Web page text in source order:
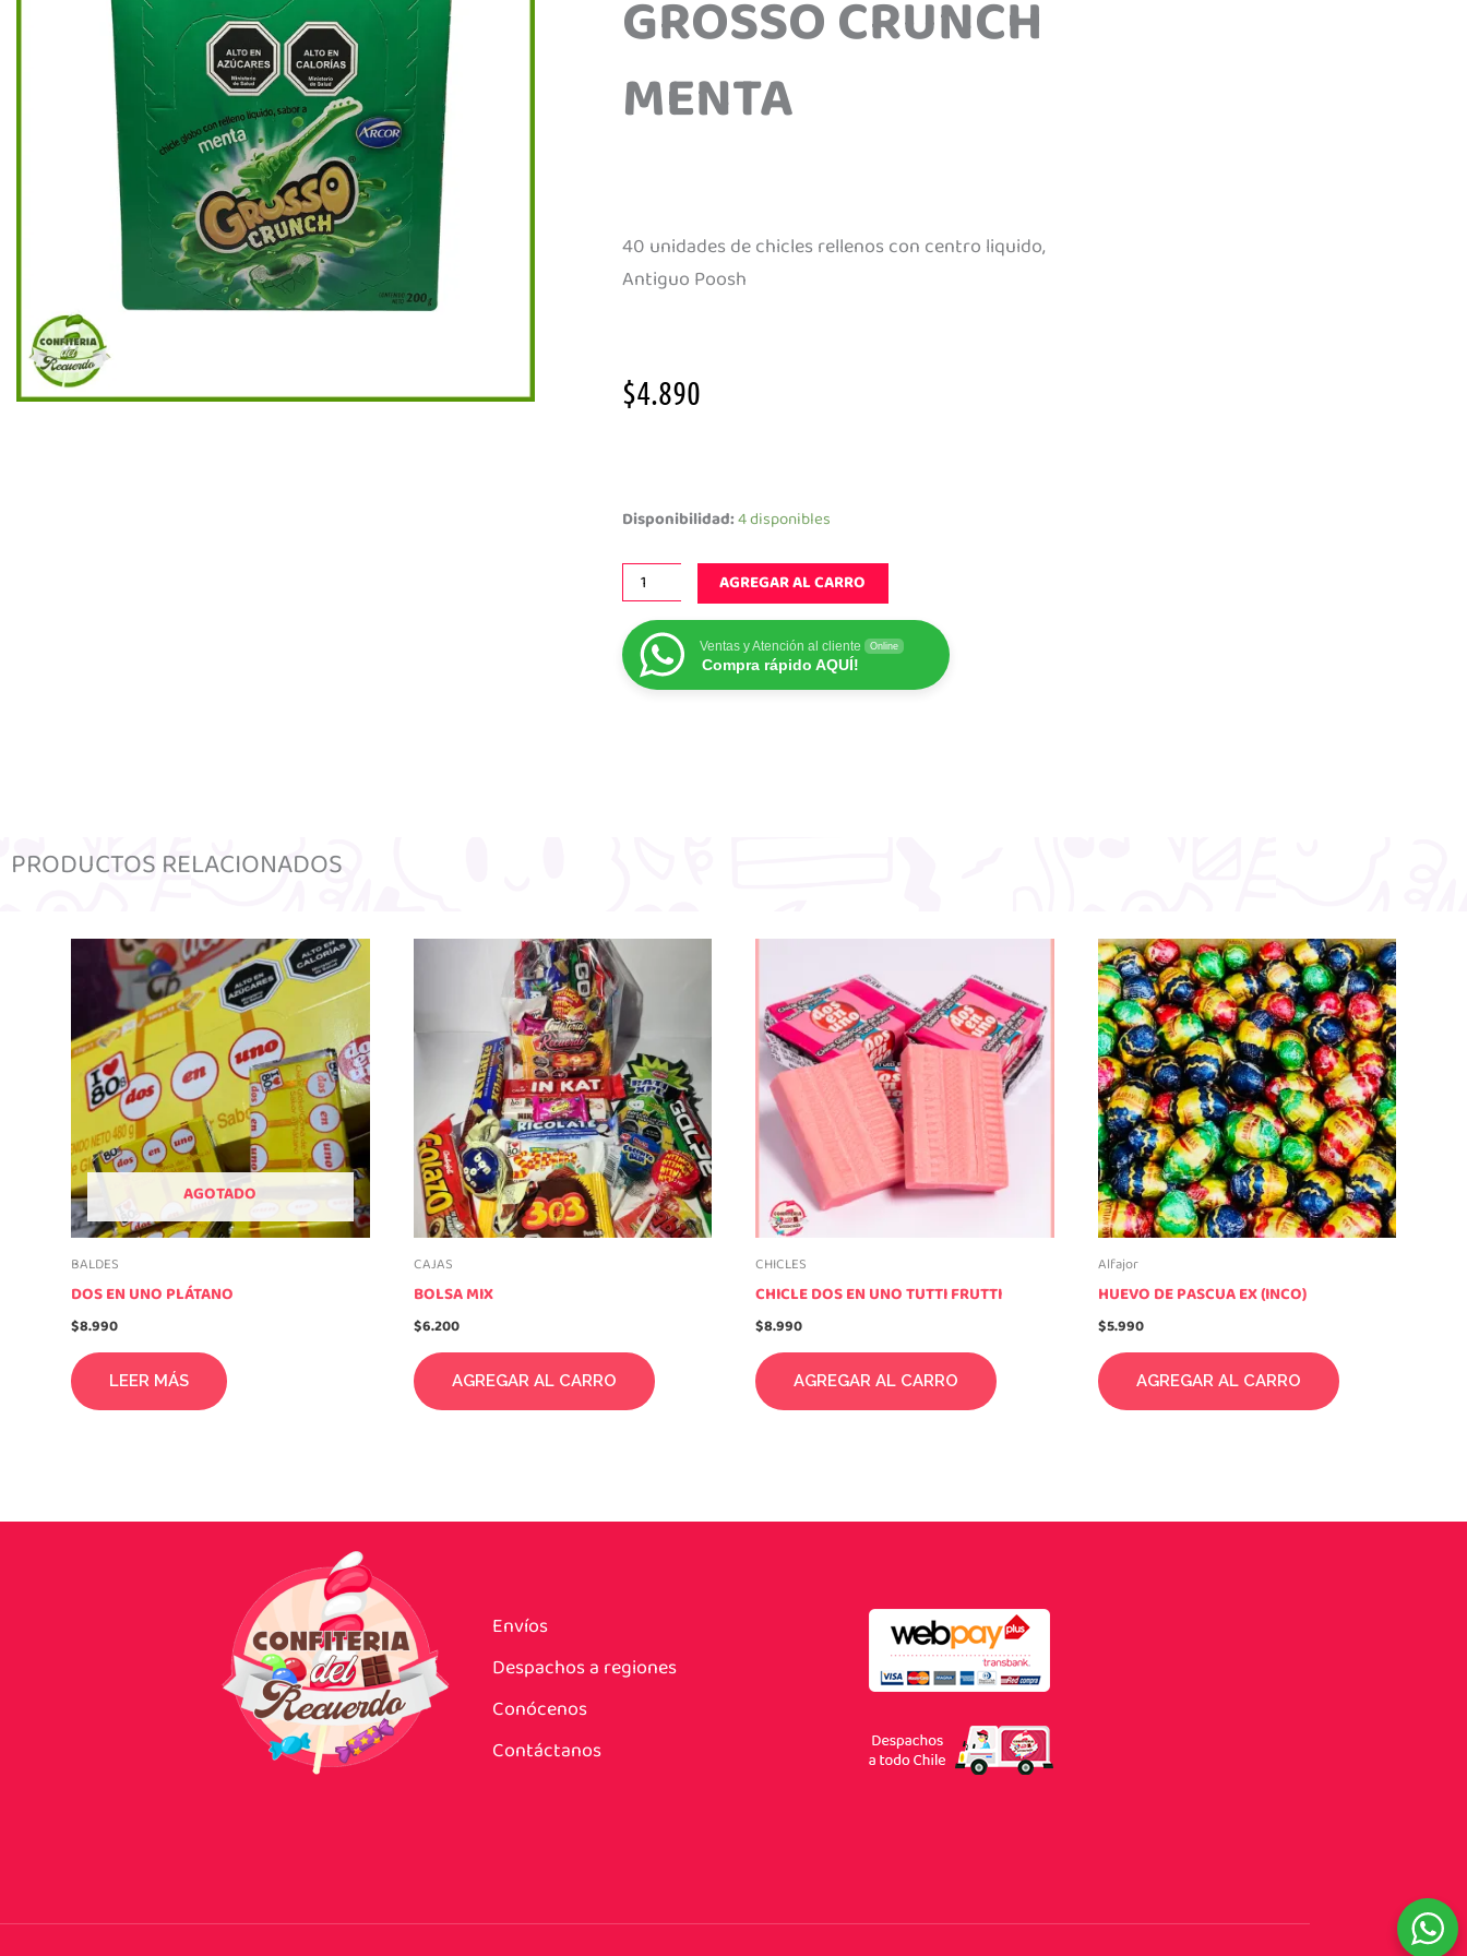
GROSSO CRUNCH
MENTA
40 unidades de chicles rellenos con centro liquido,
Antiguo Poosh
$4.890
Disponibilidad:4 disponibles
menta
AGREGAR AL CARRO
Ventas y Atención al cliente Online
Compra rápido AQUÍ!
PRODUCTOS RELACIONADOS
AGOTADO
BALDES
DOS EN UNO PLÁTANO
$8.990
LEER MÁS
CAJAS
BOLSA MIX
$6.200
AGREGAR AL CARRO
CHICLES
CHICLE DOS EN UNO TUTTI FRUTTI
$8.990
AGREGAR AL CARRO
Alfajor
HUEVO DE PASCUA EX (INCO)
$5.990
AGREGAR AL CARRO
Envíos
Despachos a regiones
Conócenos
Contáctanos